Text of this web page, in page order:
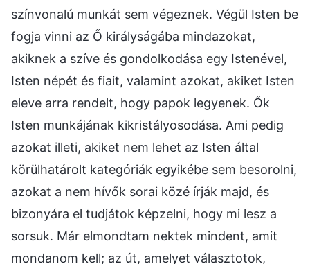
színvonalú munkát sem végeznek. Végül Isten be
fogja vinni az Ő királyságába mindazokat,
akiknek a szíve és gondolkodása egy Istenével,
Isten népét és fiait, valamint azokat, akiket Isten
eleve arra rendelt, hogy papok legyenek. Ők
Isten munkájának kikristályosodása. Ami pedig
azokat illeti, akiket nem lehet az Isten által
körülhatárolt kategóriák egyikébe sem besorolni,
azokat a nem hívők sorai közé írják majd, és
bizonyára el tudjátok képzelni, hogy mi lesz a
sorsuk. Már elmondtam nektek mindent, amit
mondanom kell; az út, amelyet választotok,